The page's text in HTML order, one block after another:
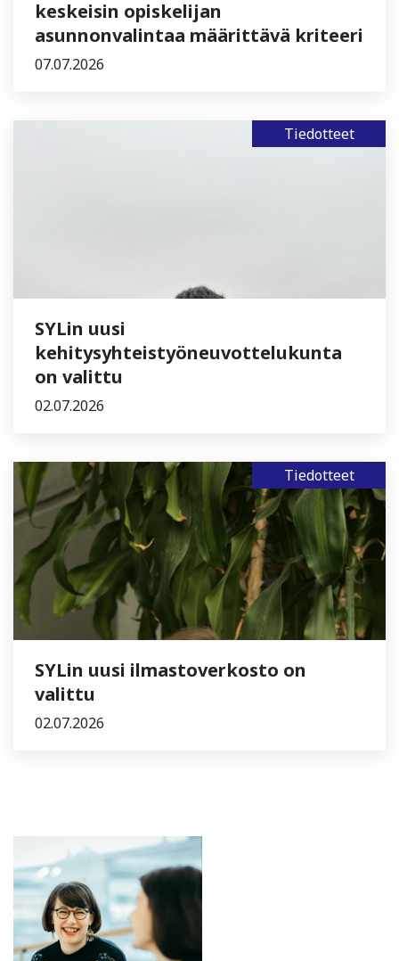
keskeisin opiskelijan
asunnonvalintaa määrittävä kriteeri
07.07.2026
Tiedotteet
SYLin uusi
kehitysyhteistyöneuvottelukunta
on valittu
02.07.2026
Tiedotteet
SYLin uusi ilmastoverkosto on
valittu
02.07.2026